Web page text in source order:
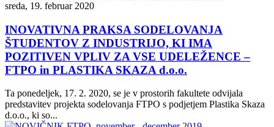
sreda, 19. februar 2020
INOVATIVNA PRAKSA SODELOVANJA
ŠTUDENTOV Z INDUSTRIJO, KI IMA
POZITIVEN VPLIV ZA VSE UDELEŽENCE –
FTPO in PLASTIKA SKAZA d.o.o.
Ta ponedeljek, 17. 2. 2020, se je v prostorih fakultete odvijala
predstavitev projekta sodelovanja FTPO s podjetjem Plastika Skaza
d.o.o., ki so...